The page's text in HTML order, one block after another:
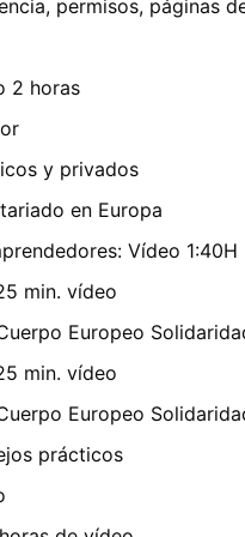
permisos, páginas
2 horas
y privados
en Europa
Vídeo 1:40H
min. vídeo
Europeo
min. vídeo
Europeo
prácticos